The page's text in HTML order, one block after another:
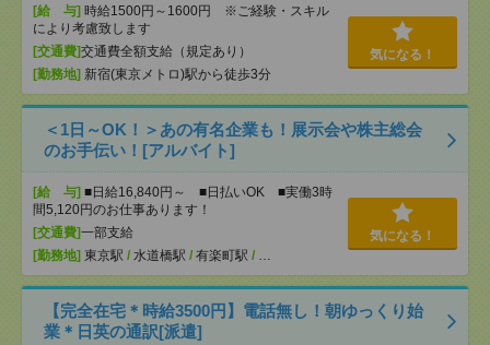
[給 与] 時給1500円～1600円 ※ご経験・スキル
により考慮致します
[交通費]交通費全額支給（規定あり）
[勤務地] 新宿(東京メトロ)駅から徒歩3分
気になる！
＜1日～OK！＞あの有名企業も！展示会や株主総会
のお手伝い！[アルバイト]
[給 与] ■日給16,840円～ ■日払いOK ■実働3時
間5,120円のお仕事あります！
[交通費]一部支給
[勤務地] 東京駅 / 水道橋駅 / 有楽町駅 / …
気になる！
【完全在宅＊時給3500円】電話無し！朝ゆっくり始
業＊日英の通訳[派遣]